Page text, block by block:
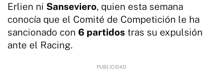
Erlien ni Sanseviero, quien esta semana
conocía que el Comité de Competición le ha
sancionado con 6 partidos tras su expulsión
ante el Racing.